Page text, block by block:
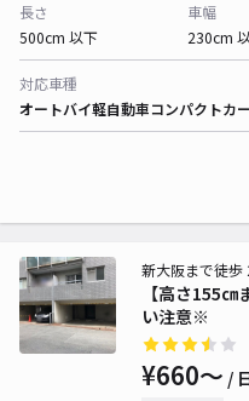
長さ
500cm 以下
車幅
230cm
対応車種
オートバイ軽自動車コンパクトカー
【高さ155
い注意※
新大阪まで徒歩
¥660〜 /